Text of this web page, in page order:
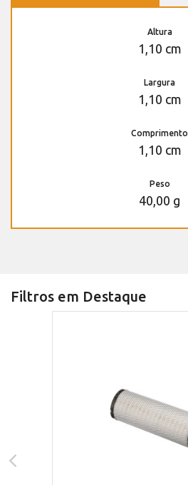
Altura
1,10 cm
Largura
1,10 cm
Comprimento
1,10 cm
Peso
40,00 g
Filtros em Destaque